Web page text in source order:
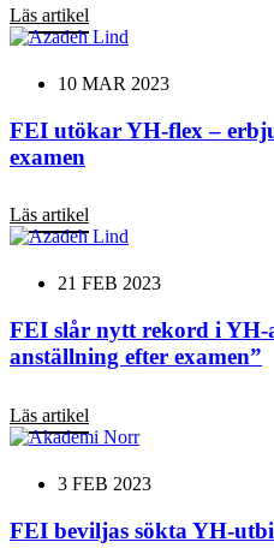
Läs artikel
10 MAR 2023
FEI utökar YH-flex –
examen
Läs artikel
21 FEB 2023
FEI slår nytt rekord i YH-
anställning efter examen”
Läs artikel
3 FEB 2023
FEI beviljas sökta YH-